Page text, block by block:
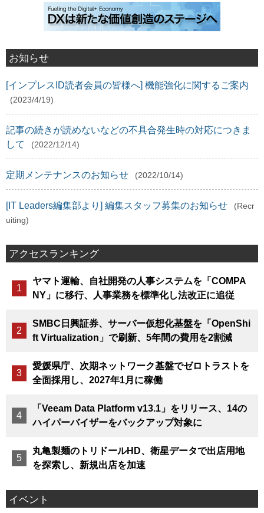
お知らせ
[インプレスID読者会員の皆様へ] 機能強化に関するご案内
(2023/4/19)
記事の続きが読めないなどの不具合発生時の対応につきま
して
(2022/12/14)
定期メンテナンスのお知らせ (2022/10/14)
[IT Leaders編集部より] 編集スタッフ募集のお知らせ
(Recr
uiting)
アクセスランキング
ヤマト運輸、自社開発の人事システムを「COMPA
NY」に移行、人事業務を標準化し法改正に追従
SMBC日興証券、サーバー仮想化基盤を「OpenShi
ft Virtualization」で刷新、5年間の費用を2割減
愛媛県庁、次期ネットワーク基盤でゼロトラストを
全面採用し、2027年1月に稼働
「Veeam Data Platform v13.1」をリリース、14の
ハイパーバイザーをバックアップ対象に
丸亀製麺のトリドールHD、衛星データで出店用地
を探索し、新規出店を加速
イベント